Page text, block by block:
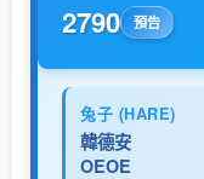
2790 預告
兔子 (HARE)
韓德安
OEOE